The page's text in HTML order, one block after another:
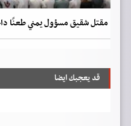
مقتل شقيق مسؤول يمني طعنًا
قد يعجبك ايضا